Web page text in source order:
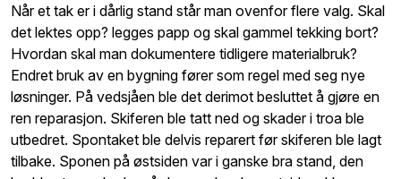
Når et tak er i dårlig stand står man ovenfor flere valg. Skal
det lektes opp? legges papp og skal gammel tekking bort?
Hvordan skal man dokumentere tidligere materialbruk?
Endret bruk av en bygning fører som regel med seg nye
løsninger. På vedsjåen ble det derimot besluttet å gjøre en
ren reparasjon. Skiferen ble tatt ned og skader i troa ble
utbedret. Spontaket ble delvis reparert før skiferen ble lagt
tilbake. Sponen på østsiden var i ganske bra stand, den